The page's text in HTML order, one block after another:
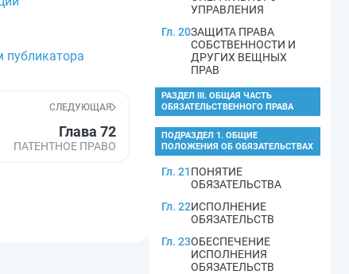
публикатора
СЛЕДУЮЩАЯ
Глава 72
ПАТЕНТНОЕ ПРАВО
УПРАВЛЕНИЯ
Гл. 20ЗАЩИТА ПРАВА
СОБСТВЕННОСТИ И
ДРУГИХ ВЕЩНЫХ
ПРАВ
РАЗДЕЛ III. ОБЩАЯ ЧАСТЬ
ОБЯЗАТЕЛЬСТВЕННОГО ПРАВА
ПОДРАЗДЕЛ 1. ОБЩИЕ
ПОЛОЖЕНИЯ ОБ ОБЯЗАТЕЛЬСТВАХ
Гл. 21ПОНЯТИЕ
ОБЯЗАТЕЛЬСТВА
Гл. 22ИСПОЛНЕНИЕ
ОБЯЗАТЕЛЬСТВ
Гл. 23ОБЕСПЕЧЕНИЕ
ИСПОЛНЕНИЯ
ОБЯЗАТЕЛЬСТВ